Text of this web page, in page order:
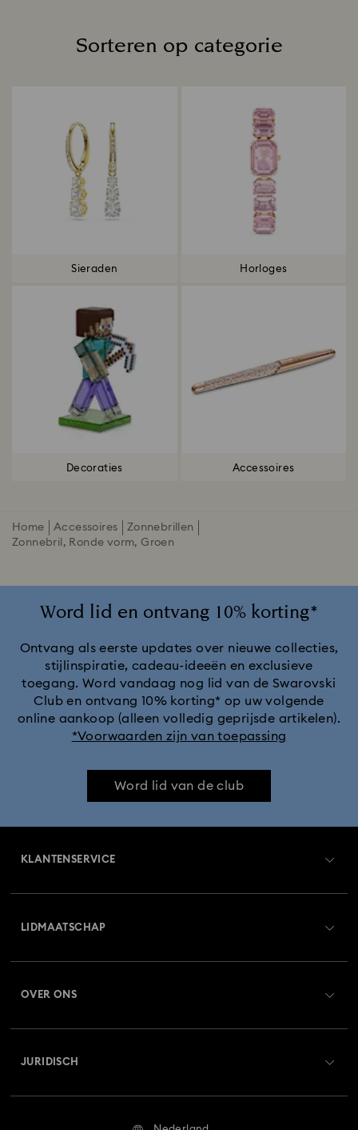
Sorteren op categorie
Sieraden Horloges
Decoraties Accessoires
Home Accessoires
Zonnebrillen
Zonnebril, Ronde vorm, Groen
Word lid en ontvang 10% korting*
Ontvang als eerste updates over nieuwe collecties,
stijlinspiratie, cadeau-ideeën en exclusieve
toegang. Word vandaag nog lid van de Swarovski
Club en ontvang 10% korting* op uw volgende
online aankoop (alleen volledig geprijsde artikelen).
*Voorwaarden zijn van toepassing
Word lid van de club
KLANTENSERVICE
Retourneren en ruilen
Reparatiestatus
LIDMAATSCHAP
OVER ONS
JURIDISCH